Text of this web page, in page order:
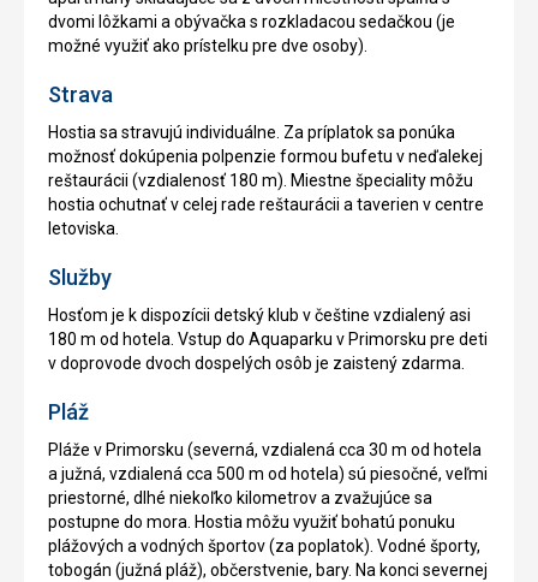
dvomi lôžkami a obývačka s rozkladacou sedačkou (je
možné využiť ako prístelku pre dve osoby).
Strava
Hostia sa stravujú individuálne. Za príplatok sa ponúka
možnosť dokúpenia polpenzie formou bufetu v neďalekej
reštaurácii (vzdialenosť 180 m). Miestne špeciality môžu
hostia ochutnať v celej rade reštaurácii a taverien v centre
letoviska.
Služby
Hosťom je k dispozícii detský klub v češtine vzdialený asi
180 m od hotela. Vstup do Aquaparku v Primorsku pre deti
v doprovode dvoch dospelých osôb je zaistený zdarma.
Pláž
Pláže v Primorsku (severná, vzdialená cca 30 m od hotela
a južná, vzdialená cca 500 m od hotela) sú piesočné, veľmi
priestorné, dlhé niekoľko kilometrov a zvažujúce sa
postupne do mora. Hostia môžu využiť bohatú ponuku
plážových a vodných športov (za poplatok). Vodné športy,
tobogán (južná pláž), občerstvenie, bary. Na konci severnej